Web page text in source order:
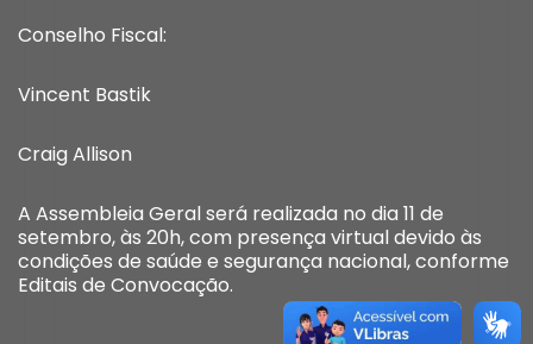
Conselho Fiscal:
Vincent Bastik
Craig Allison
A Assembleia Geral será realizada no dia 11 de
setembro, às 20h, com presença virtual devido às
condições de saúde e segurança nacional, conforme
Editais de Convocação.